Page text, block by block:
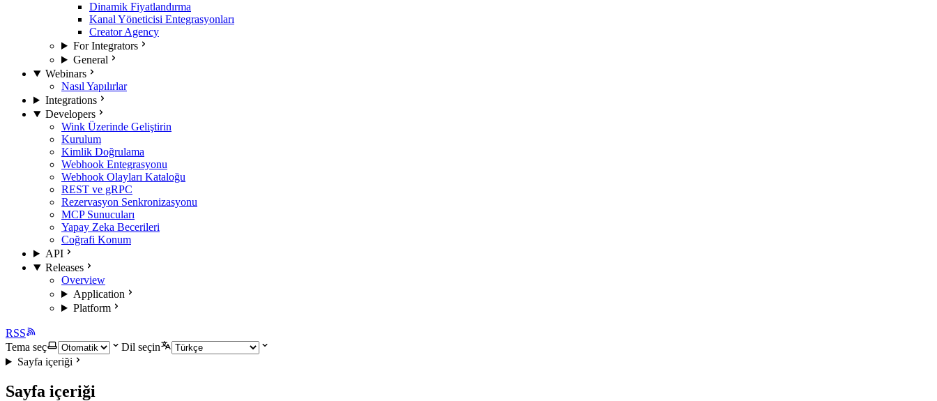
Dinamik Fiyatlandırma
Kanal Yöneticisi Entegrasyonları
Creator Agency
For Integrators
General
Webinars
Nasıl Yapılırlar
Integrations
Developers
Wink Üzerinde Geliştirin
Kurulum
Kimlik Doğrulama
Webhook Entegrasyonu
Webhook Olayları Kataloğu
REST ve gRPC
Rezervasyon Senkronizasyonu
MCP Sunucuları
Yapay Zeka Becerileri
Coğrafi Konum
API
Releases
Overview
Application
Platform
RSS
Tema seç
Dil seçin
Sayfa içeriği
Sayfa içeriği